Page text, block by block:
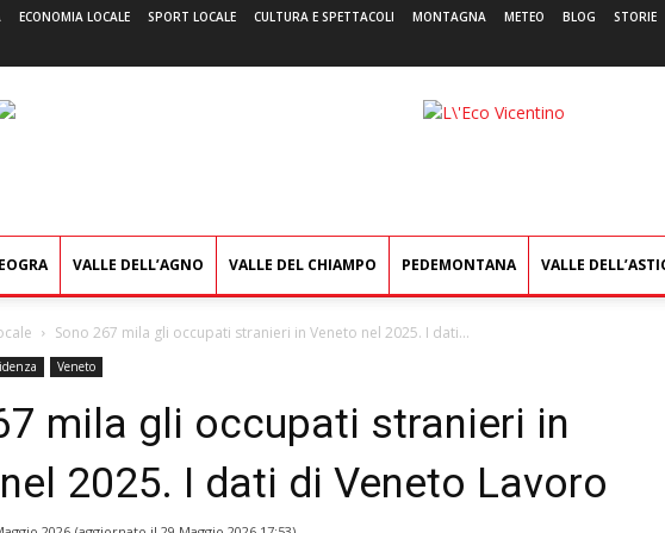
ECONOMIA LOCALE SPORT LOCALE CULTURA E SPETTACOLI MONTAGNA METEO BLOG STORIE
L'Eco
VALLE DELL’AGNO VALLE DEL CHIAMPO PEDEMONTANA VALLE
Sono 267 mila gli occupati stranieri in Veneto nel 2025. I dati...
Veneto
mila gli occupati stranieri in
2025. I dati di Veneto Lavoro